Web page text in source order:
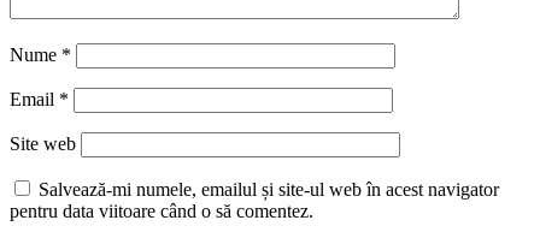
Nume *
Email *
Site web
Salvează-mi numele, emailul și site-ul web în acest navigator
pentru data viitoare când o să comentez.